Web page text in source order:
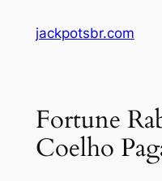
jackpotsbr.com
Fortune
Coelho